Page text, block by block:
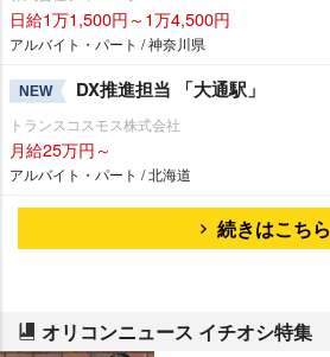
日給1万1,500円～1万4,500円
アルバイト・パート / 神奈川県
NEW DX推進担当 「大通駅」
トランスコスモス株式会社
月給25万円～
アルバイト・パート / 北海道
続きはこちら
オリコンニュース イチオシ特集